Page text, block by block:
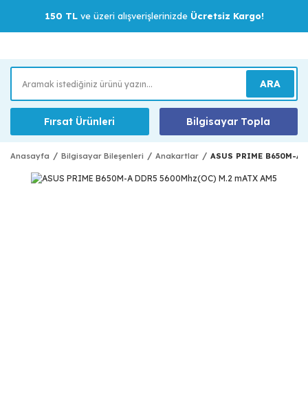
150 TLve üzeri alışverişlerinizde Ücretsiz Kargo!
ARA
Fırsat Ürünleri Bilgisayar Topla
Anasayfa Bilgisayar Bileşenleri Anakartlar ASUS PRIME B650M-A